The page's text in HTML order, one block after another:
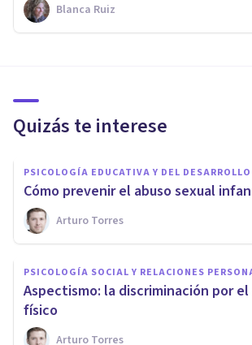
Blanca Ruiz
Quizás te interese
PSICOLOGÍA EDUCATIVA Y DEL DESARROLLO
Cómo prevenir el abuso sexual
Arturo Torres
PSICOLOGÍA SOCIAL Y RELACIONES
​Aspectismo: la discriminación por
físico
Arturo Torres